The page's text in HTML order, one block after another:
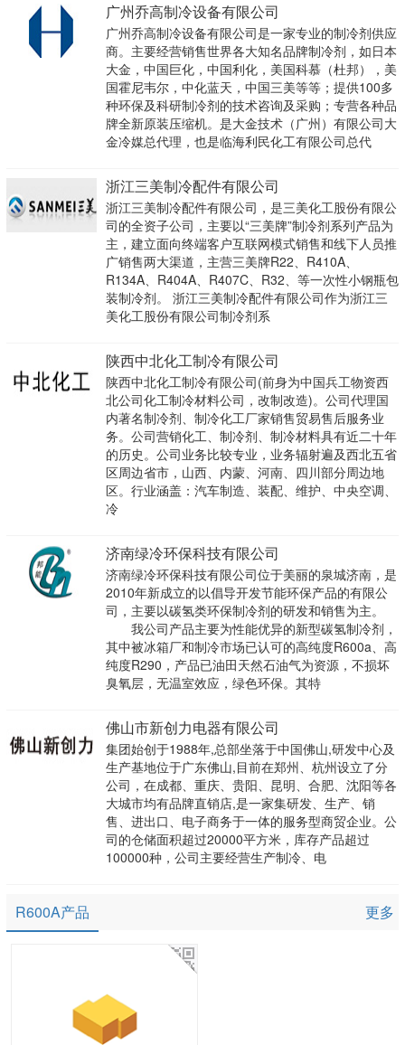
广州乔高制冷设备有限公司
广州乔高制冷设备有限公司是一家专业的制冷剂供应
商。主要经营销售世界各大知名品牌制冷剂，如日本
大金，中国巨化，中国利化，美国科慕（杜邦），美
国霍尼韦尔，中化蓝天，中国三美等等；提供100多
种环保及科研制冷剂的技术咨询及采购；专营各种品
牌全新原装压缩机。是大金技术（广州）有限公司大
金冷媒总代理，也是临海利民化工有限公司总代
浙江三美制冷配件有限公司
浙江三美制冷配件有限公司，是三美化工股份有限公
司的全资子公司，主要以“三美牌”制冷剂系列产品为
主，建立面向终端客户互联网模式销售和线下人员推
广销售两大渠道，主营三美牌R22、R410A、
R134A、R404A、R407C、R32、等一次性小钢瓶包
装制冷剂。 浙江三美制冷配件有限公司作为浙江三
美化工股份有限公司制冷剂系
陕西中北化工制冷有限公司
陕西中北化工制冷有限公司(前身为中国兵工物资西
北公司化工制冷材料公司，改制改造)。公司代理国
内著名制冷剂、制冷化工厂家销售贸易售后服务业
务。公司营销化工、制冷剂、制冷材料具有近二十年
的历史。公司业务比较专业，业务辐射遍及西北五省
区周边省市，山西、内蒙、河南、四川部分周边地
区。行业涵盖：汽车制造、装配、维护、中央空调、
冷
济南绿冷环保科技有限公司
济南绿冷环保科技有限公司位于美丽的泉城济南，是
2010年新成立的以倡导开发节能环保产品的有限公
司，主要以碳氢类环保制冷剂的研发和销售为主。
我公司产品主要为性能优异的新型碳氢制冷剂，
其中被冰箱厂和制冷市场已认可的高纯度R600a、高
纯度R290，产品已油田天然石油气为资源，不损坏
臭氧层，无温室效应，绿色环保。其特
佛山市新创力电器有限公司
集团始创于1988年,总部坐落于中国佛山,研发中心及
生产基地位于广东佛山,目前在郑州、杭州设立了分
公司，在成都、重庆、贵阳、昆明、合肥、沈阳等各
大城市均有品牌直销店,是一家集研发、生产、销
售、进出口、电子商务于一体的服务型商贸企业。公
司的仓储面积超过20000平方米，库存产品超过
100000种，公司主要经营生产制冷、电
R600A产品 更多